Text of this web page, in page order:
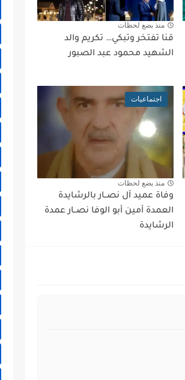
منذ بضع لحظات
قنا تفتخر وتبكي… تكريم والد
الشهيد محمود عبد الصبور
اجتماعيات
منذ بضع لحظات
وفاة عميد آل نصــار بالرشايدة
العمدة أمين أبو الوفا نصــار عمدة
الرشايدة